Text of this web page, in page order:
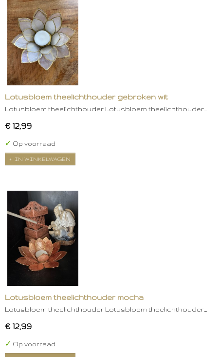
Lotusbloem theelichthouder gebroken wit
Lotusbloem theelichthouder Lotusbloem theelichthouder…
€ 12,99
✓ Op voorraad
IN WINKELWAGEN
Lotusbloem theelichthouder mocha
Lotusbloem theelichthouder Lotusbloem theelichthouder…
€ 12,99
✓ Op voorraad